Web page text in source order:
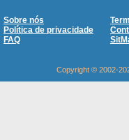
Sobre nós
Política de privacidade
FAQ
Copyright © 2002-